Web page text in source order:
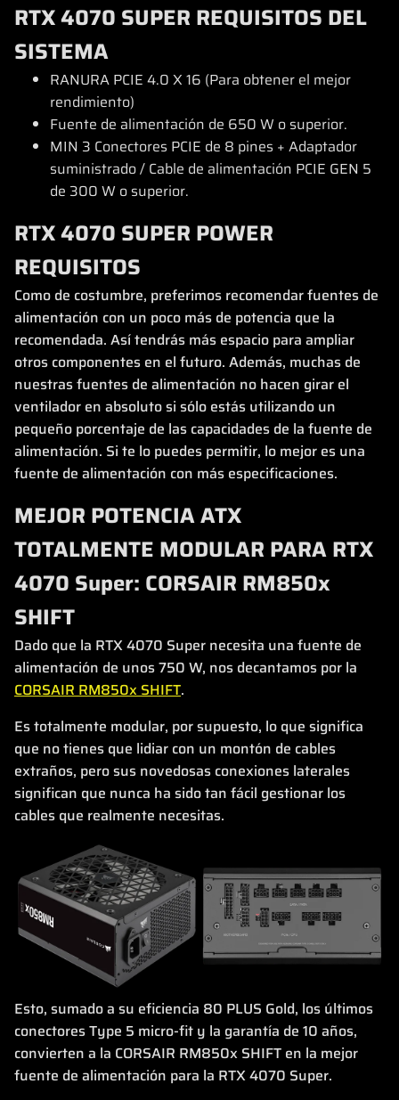
RTX 4070 SUPER REQUISITOS DEL
SISTEMA
RANURA PCIE 4.0 X 16 (Para obtener el mejor
rendimiento)
Fuente de alimentación de 650 W o superior.
MIN 3 Conectores PCIE de 8 pines + Adaptador
suministrado / Cable de alimentación PCIE GEN 5
de 300 W o superior.
RTX 4070 SUPER POWER
REQUISITOS
Como de costumbre, preferimos recomendar fuentes de
alimentación con un poco más de potencia que la
recomendada. Así tendrás más espacio para ampliar
otros componentes en el futuro. Además, muchas de
nuestras fuentes de alimentación no hacen girar el
ventilador en absoluto si sólo estás utilizando un
pequeño porcentaje de las capacidades de la fuente de
alimentación. Si te lo puedes permitir, lo mejor es una
fuente de alimentación con más especificaciones.
MEJOR POTENCIA ATX
TOTALMENTE MODULAR PARA RTX
4070 Super: CORSAIR RM850x
SHIFT
Dado que la RTX 4070 Super necesita una fuente de
alimentación de unos 750 W, nos decantamos por la
CORSAIR RM850x SHIFT.
Es totalmente modular, por supuesto, lo que significa
que no tienes que lidiar con un montón de cables
extraños, pero sus novedosas conexiones laterales
significan que nunca ha sido tan fácil gestionar los
cables que realmente necesitas.
Esto, sumado a su eficiencia 80 PLUS Gold, los últimos
conectores Type 5 micro-fit y la garantía de 10 años,
convierten a la CORSAIR RM850x SHIFT en la mejor
fuente de alimentación para la RTX 4070 Super.